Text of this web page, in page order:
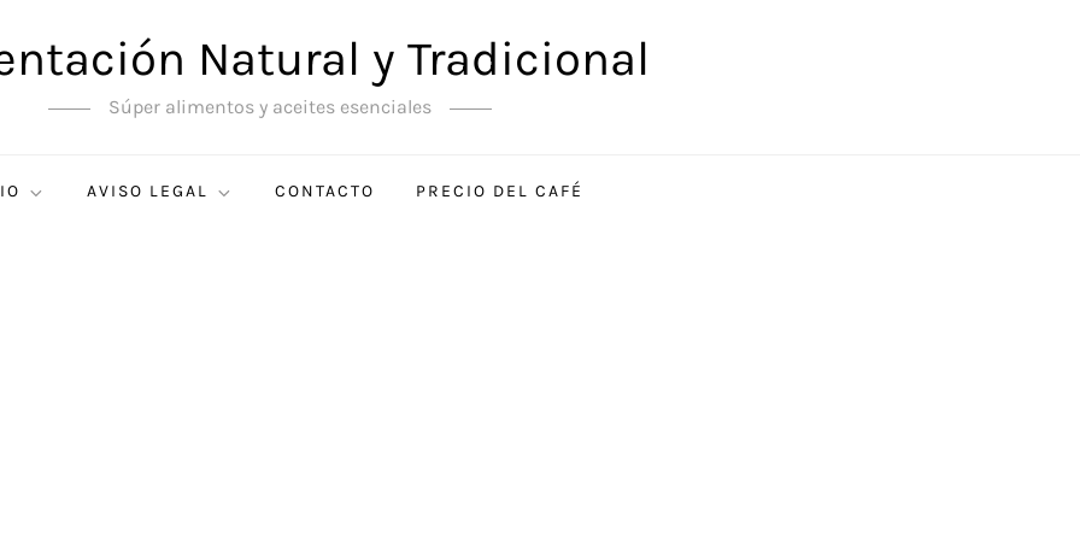
Natural y Tradicional
Súper alimentos y aceites esenciales
AVISO LEGAL CONTACTO PRECIO DEL CAFÉ